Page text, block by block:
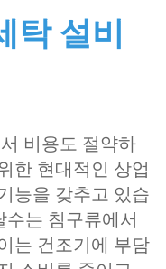
탁 설비
비용도 절약하
한 현대적인 상업
능을 갖추고 있습
수는 침구류에서
는 건조기에 부담